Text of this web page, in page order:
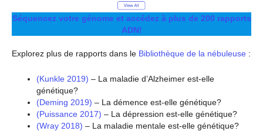
Séquencez votre génome et accédez à plus de 200 rapports
ADN!
Explorez plus de rapports dans le Bibliothèque de la nébuleuse :
(Kunkle 2019) – La maladie d’Alzheimer est-elle
génétique?
(Deming 2019) – La démence est-elle génétique?
(Puissance 2017) – La dépression est-elle génétique?
(Wray 2018) – La maladie mentale est-elle génétique?